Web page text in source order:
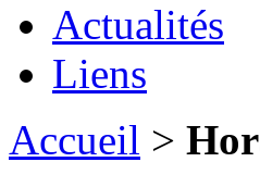
Actualités
Liens
Accueil >